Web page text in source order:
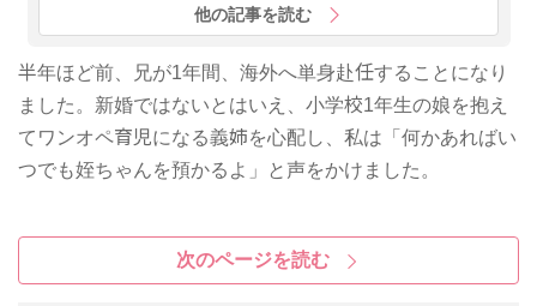
他の記事を読む
半年ほど前、兄が1年間、海外へ単身赴任することになり
ました。新婚ではないとはいえ、小学校1年生の娘を抱え
てワンオペ育児になる義姉を心配し、私は「何かあればい
つでも姪ちゃんを預かるよ」と声をかけました。
次のページを読む